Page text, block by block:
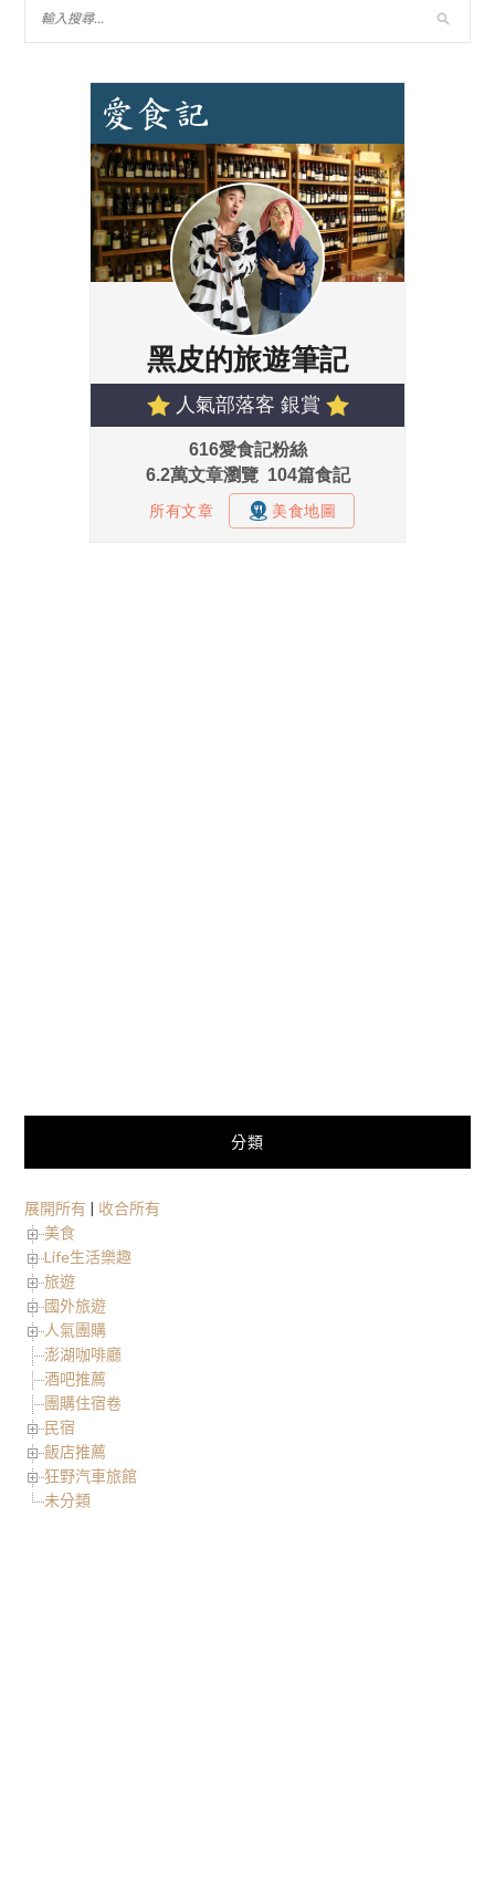
分類
展開所有 | 收合所有
美食
Life生活樂趣
旅遊
國外旅遊
人氣團購
澎湖咖啡廳
酒吧推薦
團購住宿卷
民宿
飯店推薦
狂野汽車旅館
未分類